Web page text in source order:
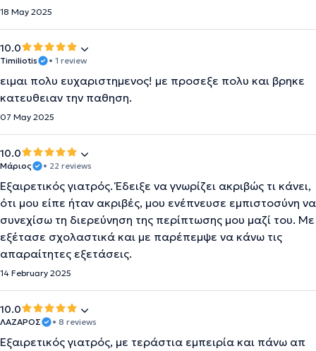
18 May 2025
10.0
Timiliotis • 1 review
ειμαι πολυ ευχαριστημενος! με προσεξε πολυ και βρηκε
κατευθειαν την παθηση.
07 May 2025
10.0
Μάριος • 22 reviews
Εξαιρετικός γιατρός. Έδειξε να γνωρίζει ακριβώς τι κάνει,
ότι μου είπε ήταν ακριβές, μου ενέπνευσε εμπιστοσύνη να
συνεχίσω τη διερεύνηση της περίπτωσης μου μαζί του. Με
εξέτασε σχολαστικά και με παρέπεμψε να κάνω τις
απαραίτητες εξετάσεις.
14 February 2025
10.0
ΛΑΖΑΡΟΣ • 8 reviews
Εξαιρετικός γιατρός, με τεράστια εμπειρία και πάνω απ